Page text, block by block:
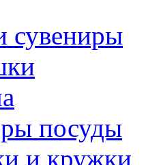
сувениры
посуды
и кружки